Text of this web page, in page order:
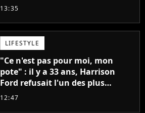
13:35
LIFESTYLE
"Ce n'est pas pour moi, mon
pote" : il y a 33 ans, Harrison
Ford refusait l'un des plus
grands succès de tous les temps
12:47